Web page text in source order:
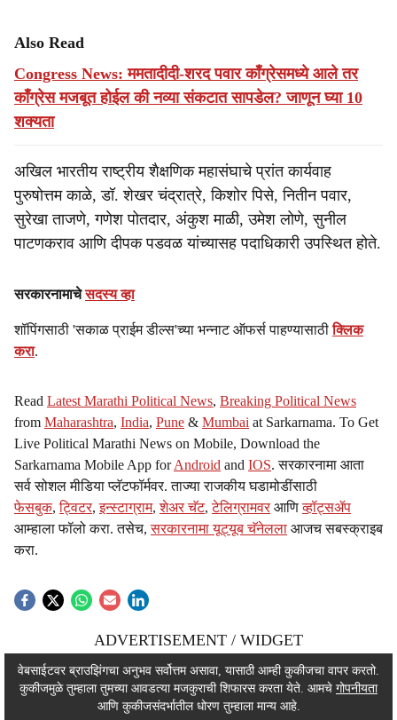
Also Read
Congress News: ममतादीदी-शरद पवार काँग्रेसमध्ये आले तर
काँग्रेस मजबूत होईल की नव्या संकटात सापडेल? जाणून घ्या 10
शक्यता
अखिल भारतीय राष्ट्रीय शैक्षणिक महासंघाचे प्रांत कार्यवाह
पुरुषोत्तम काळे, डॉ. शेखर चंद्रात्रे, किशोर पिसे, नितीन पवार,
सुरेखा ताजणे, गणेश पोतदार, अंकुश माळी, उमेश लोणे, सुनील
पाटणकराव आणि दीपक पडवळ यांच्यासह पदाधिकारी उपस्थित होते.
सरकारनामाचेसदस्य व्हा
शॉपिंगसाठी 'सकाळ प्राईम डील्स'च्या भन्नाट ऑफर्स पाहण्यासाठीक्लिक
करा.
Read Latest Marathi Political News, Breaking Political News
from Maharashtra, India, Pune & Mumbai at Sarkarnama. To Get
Live Political Marathi News on Mobile, Download the
Sarkarnama Mobile App forAndroid and IOS. सरकारनामा आता
सर्व सोशल मीडिया प्लॅटफॉर्मवर. ताज्या राजकीय घडामोडींसाठी
फेसबुक,ट्विटर,इन्स्टाग्राम,शेअर चॅट,टेलिग्रामवर आणिव्हॉट्सॲप
आम्हाला फॉलो करा. तसेच,सरकारनामा यूट्यूब चॅनेलला आजच सबस्क्राइब
करा.
ADVERTISEMENT / WIDGET
ADVERTISEMENT / WIDGET
ADVERTISEMENT / WIDGET
वेबसाईटवर ब्राउझिंगचा अनुभव सर्वोत्तम असावा, यासाठी आम्ही कुकीजचा वापर करतो.
कुकीजमुळे तुम्हाला तुमच्या आवडत्या मजकुराची शिफारस करता येते. आमचे गोपनीयता
आणि कुकीजसंदर्भातील धोरण तुम्हाला मान्य आहे.